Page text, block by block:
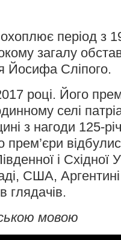
період з
загалу
Йосифа Сліпого.
році. Його
селі
з нагоди 125-
і Східної
США,
глядачів.
мовою